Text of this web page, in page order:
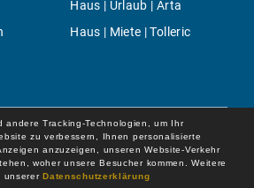
Haus | Urlaub | Arta
Haus | Miete | Tolleric
andere Tracking-Technologien, um Ihr
zu verbessern, Ihnen personalisierte
anzuzeigen, unseren Website-Verkehr
woher unsere Besucher kommen. Weitere
unsererDatenschutzerklärung